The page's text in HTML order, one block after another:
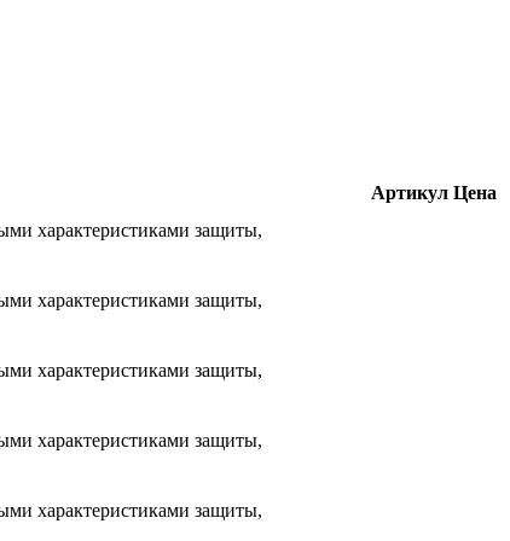
Артикул Цена
характеристиками защиты,
характеристиками защиты,
характеристиками защиты,
характеристиками защиты,
характеристиками защиты,